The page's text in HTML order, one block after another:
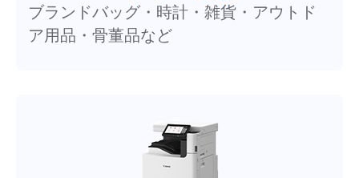
ブランドバッグ・時計・雑貨・アウトド
ア用品・骨董品など